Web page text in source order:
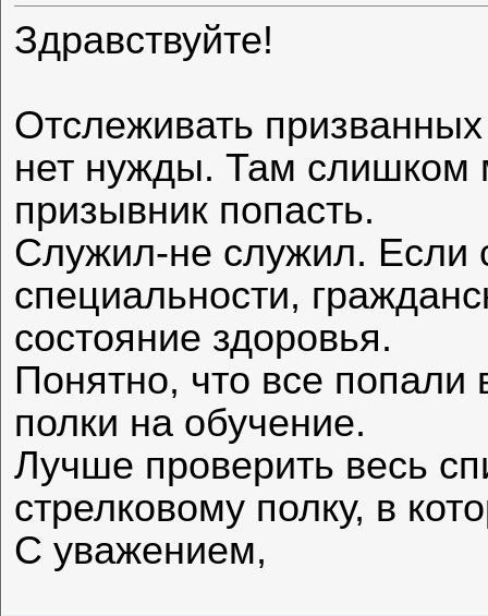
Здравствуйте!
Отслеживать
нет нужды. Там слишком
призывник попасть.
Служил-не служил. Если
специальности,
состояние здоровья.
Понятно, что все
полки на обучение.
Лучше проверить весь
стрелковому полку, в
С уважением,